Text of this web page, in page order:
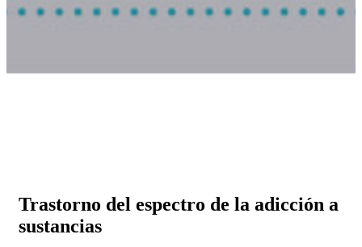
Trastorno del espectro de la adicción a
sustancias